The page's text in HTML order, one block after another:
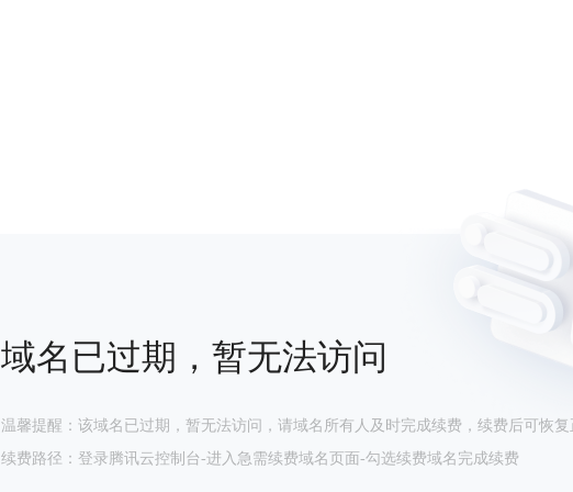
域名已过期，暂无法访问
温馨提醒：该域名已过期，暂无法访问，请域名所有人及时完成续费，续费后可恢复
续费路径：登录腾讯云控制台-进入急需续费域名页面-勾选续费域名完成续费